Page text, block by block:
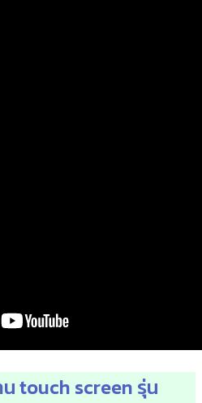
touch screen รุ่น